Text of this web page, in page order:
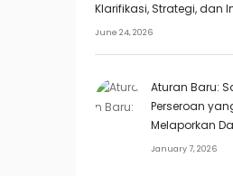
Klarifikasi, Strategi, dan
June 24, 2026
Aturan Baru:
Perseroan
Melaporkan
January 7, 2026